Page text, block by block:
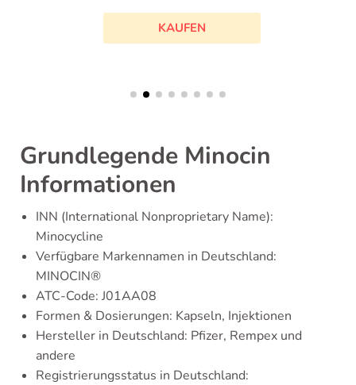
KAUFEN
Grundlegende Minocin
Informationen
INN (International Nonproprietary Name):
Minocycline
Verfügbare Markennamen in Deutschland:
MINOCIN®
ATC-Code: J01AA08
Formen & Dosierungen: Kapseln, Injektionen
Hersteller in Deutschland: Pfizer, Rempex und
andere
Registrierungsstatus in Deutschland: